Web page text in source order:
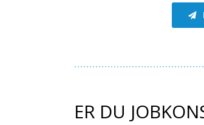
ER DU